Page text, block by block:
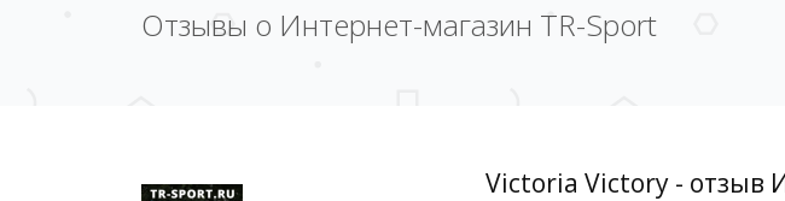
Отзывы о Интернет-магазин TR-Sport
Victoria Victory - отзыв